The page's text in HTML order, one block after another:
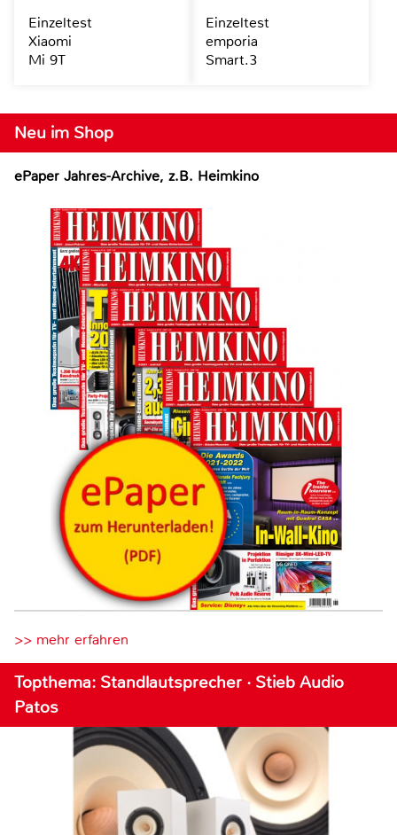
Neu im Shop
ePaper Jahres-Archive, z.B. Heimkino
>> mehr erfahren
Topthema: Standlautsprecher · Stieb Audio
Patos
Einzeltest
Xiaomi
Mi 9T
Einzeltest
emporia
Smart.3